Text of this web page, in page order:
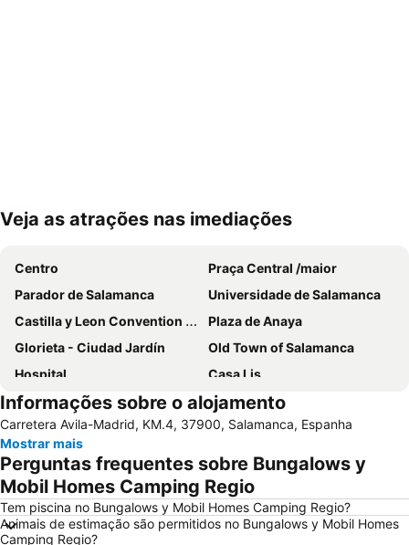
Ampliar mapa
Veja as atrações nas imediações
Centro
Praça Central /maior
Parador de Salamanca
Universidade de Salamanca
Castilla y Leon Convention Center
Plaza de Anaya
Glorieta - Ciudad Jardín
Old Town of Salamanca
Hospital
Casa Lis
Puente Romano
Barrio del Carmen
Tejares
La Vega
Igreja e convento de San Esteban
Virgen de la Vega
Catedral Velha de Salamanca
Universidad Pontificia de Salamanca
Universidad
Chinchibarra
Parque de San Francisco
Blanco
Informações sobre o alojamento
Carretera Avila-Madrid, KM.4, 37900, Salamanca, Espanha
Mostrar mais
Perguntas frequentes sobre Bungalows y
Mobil Homes Camping Regio
Tem piscina no Bungalows y Mobil Homes Camping Regio?
Animais de estimação são permitidos no Bungalows y Mobil Homes
Camping Regio?